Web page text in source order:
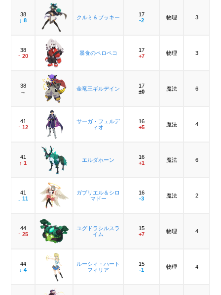
38
↓ 8
クルミ＆ブッキー
17
-2
物理 3
38
↑ 20
暴食のペロペコ
17
+7
物理 3
38
→
金竜王ギルデイン
17
±0
魔法 6
41
↑ 12
サーガ・フェルデ
ィオ
16
+5
魔法 4
41
↑ 1
エルダホーン
16
+1
魔法 6
41
↓ 11
ガブリエル＆シロ
マドー
16
-3
魔法 2
44
↑ 25
ユグドラシルスラ
イム
15
+7
物理 4
44
↓ 4
ルーシィ・ハート
フィリア
15
-1
物理 4